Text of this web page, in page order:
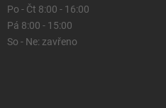
Po - Čt 8:00 - 16:00
Pá 8:00 - 15:00
So - Ne: zavřeno